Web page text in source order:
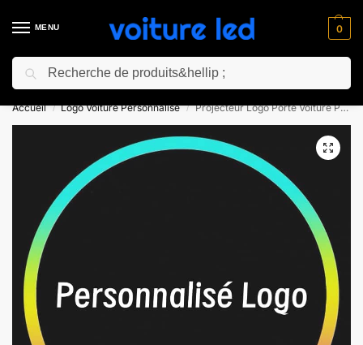
MENU 0
⚡ 10% de réduction pour les nouveaux clients avec le code “NC10”
Accueil / Logo Voiture Personnalisé / Projecteur Logo Porte Voiture Personnalisé